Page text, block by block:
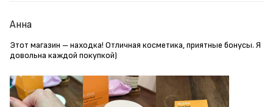
Анна
Этот магазин – находка! Отличная косметика, приятные бонусы. Я
довольна каждой покупкой)